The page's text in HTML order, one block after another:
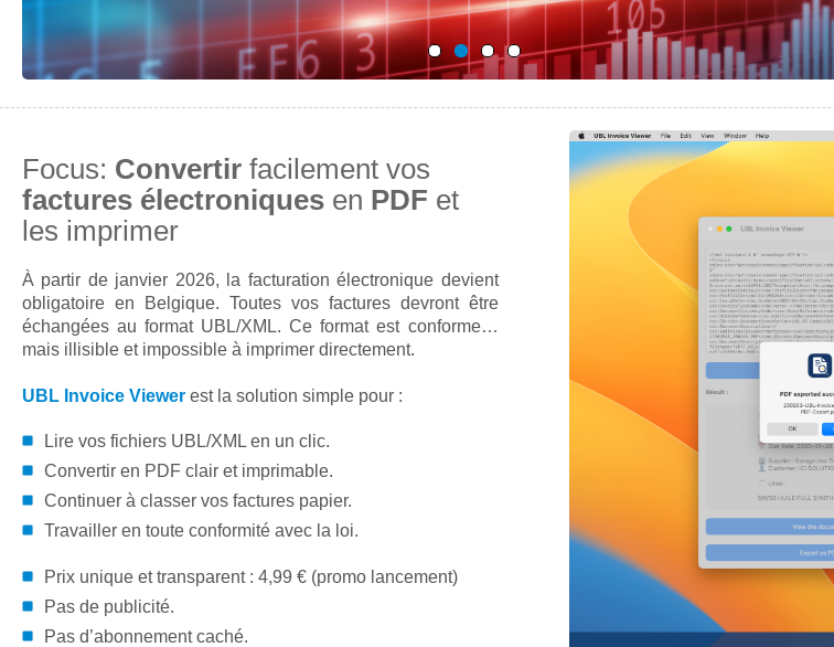
Focus: Convertir facilement vos
factures électroniques en PDF et
les imprimer
À partir de janvier 2026, la facturation électronique devient
obligatoire en Belgique. Toutes vos factures devront être
échangées au format UBL/XML. Ce format est conforme…
mais illisible et impossible à imprimer directement.
UBL Invoice Viewer est la solution simple pour :
Lire vos fichiers UBL/XML en un clic.
Convertir en PDF clair et imprimable.
Continuer à classer vos factures papier.
Travailler en toute conformité avec la loi.
Prix unique et transparent : 4,99 € (promo lancement)
Pas de publicité.
Pas d’abonnement caché.